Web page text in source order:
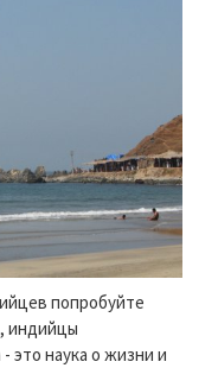
попробуйте
индийцы
наука о жизни и